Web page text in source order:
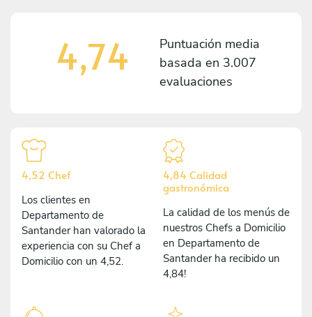
4,74
Puntuación media
basada en 3.007
evaluaciones
4,52 Chef
Los clientes en
Departamento de
Santander han valorado la
experiencia con su Chef a
Domicilio con un 4,52.
4,84 Calidad
gastronómica
La calidad de los menús de
nuestros Chefs a Domicilio
en Departamento de
Santander ha recibido un
4,84!